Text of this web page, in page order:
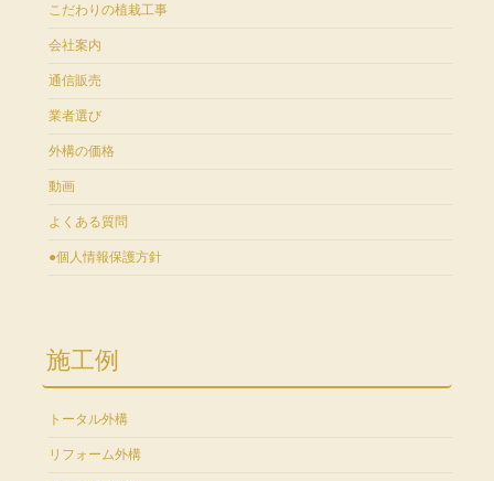
こだわりの植栽工事
会社案内
通信販売
業者選び
外構の価格
動画
よくある質問
●個人情報保護方針
施工例
トータル外構
リフォーム外構